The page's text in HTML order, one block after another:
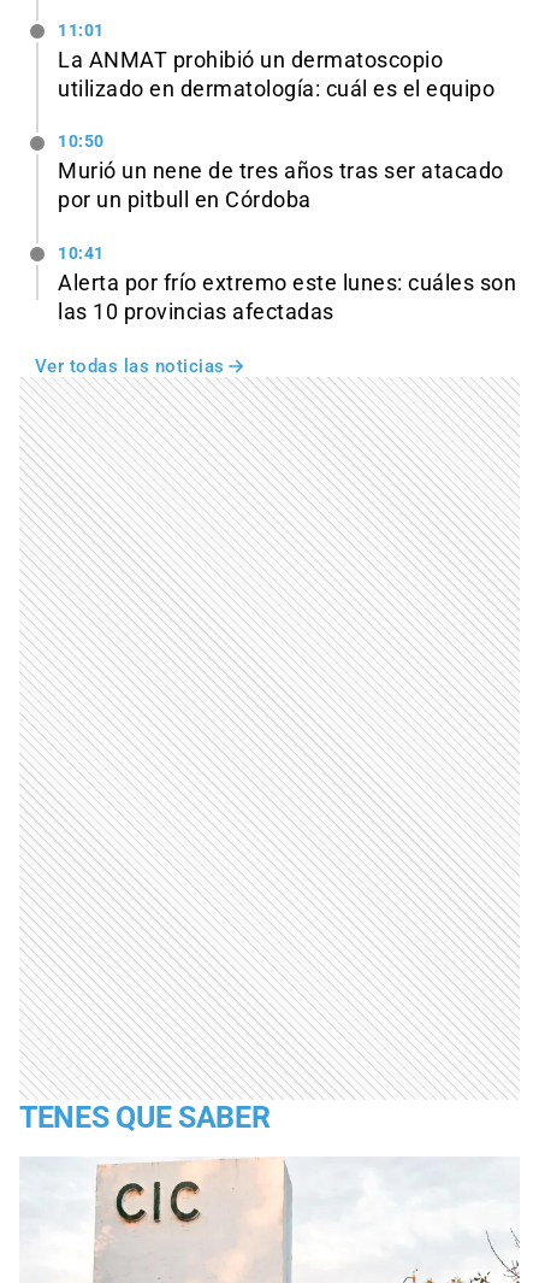
11:01
La ANMAT prohibió un dermatoscopio
utilizado en dermatología: cuál es el equipo
10:50
Murió un nene de tres años tras ser atacado
por un pitbull en Córdoba
10:41
Alerta por frío extremo este lunes: cuáles son
las 10 provincias afectadas
Ver todas las noticias
TENES QUE SABER